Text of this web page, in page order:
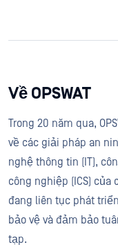
Về OPSWAT
Trong 20 năm qua,
về các giải pháp an
nghệ thông tin (IT),
công nghiệp (ICS)
đang liên tục phát
bảo vệ và đảm bảo
tạp.